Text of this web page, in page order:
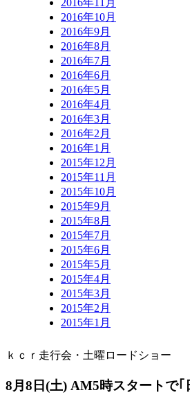
2016年11月
2016年10月
2016年9月
2016年8月
2016年7月
2016年6月
2016年5月
2016年4月
2016年3月
2016年2月
2016年1月
2015年12月
2015年11月
2015年10月
2015年9月
2015年8月
2015年7月
2015年6月
2015年5月
2015年4月
2015年3月
2015年2月
2015年1月
ｋｃｒ走行会・土曜ロードショー
8月8日(土) AM5時スタートで｢